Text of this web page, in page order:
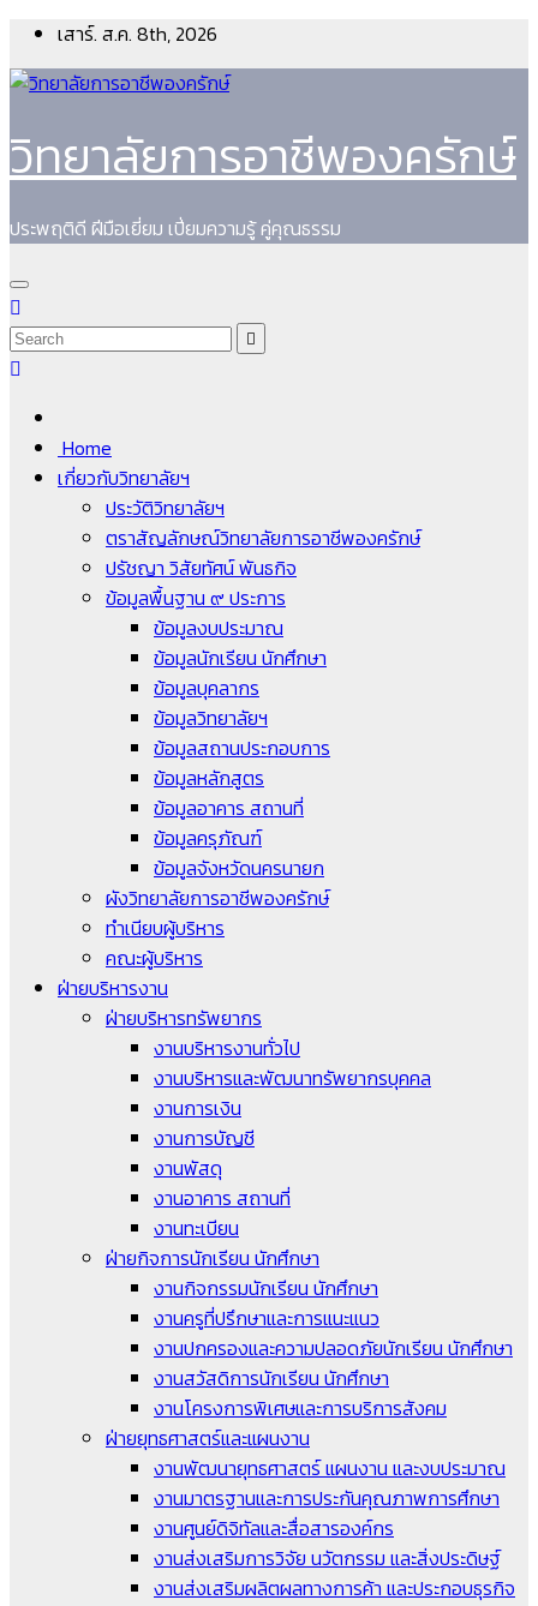
Skip
to
content
เสาร์. ส.ค. 8th, 2026
วิทยาลัยการอาชีพองครักษ์
ประพฤติดี ฝีมือเยี่ยม เปี่ยมความรู้ คู่คุณธรรม
Home
เกี่ยวกับวิทยาลัยฯ
ประวัติวิทยาลัยฯ
ตราสัญลักษณ์วิทยาลัยการอาชีพองครักษ์
ปรัชญา วิสัยทัศน์ พันธกิจ
ข้อมูลพื้นฐาน ๙ ประการ
ข้อมูลงบประมาณ
ข้อมูลนักเรียน นักศึกษา
ข้อมูลบุคลากร
ข้อมูลวิทยาลัยฯ
ข้อมูลสถานประกอบการ
ข้อมูลหลักสูตร
ข้อมูลอาคาร สถานที่
ข้อมูลครุภัณฑ์
ข้อมูลจังหวัดนครนายก
ผังวิทยาลัยการอาชีพองครักษ์
ทำเนียบผู้บริหาร
คณะผู้บริหาร
ฝ่ายบริหารงาน
ฝ่ายบริหารทรัพยากร
งานบริหารงานทั่วไป
งานบริหารและพัฒนาทรัพยากรบุคคล
งานการเงิน
งานการบัญชี
งานพัสดุ
งานอาคาร สถานที่
งานทะเบียน
ฝ่ายกิจการนักเรียน นักศึกษา
งานกิจกรรมนักเรียน นักศึกษา
งานครูที่ปรึกษาและการแนะแนว
งานปกครองและความปลอดภัยนักเรียน นักศึกษา
งานสวัสดิการนักเรียน นักศึกษา
งานโครงการพิเศษและการบริการสังคม
ฝ่ายยุทธศาสตร์และแผนงาน
งานพัฒนายุทธศาสตร์ แผนงาน และงบประมาณ
งานมาตรฐานและการประกันคุณภาพการศึกษา
งานศูนย์ดิจิทัลและสื่อสารองค์กร
งานส่งเสริมการวิจัย นวัตกรรม และสิ่งประดิษฐ์
งานส่งเสริมผลิตผลทางการค้า และประกอบธุรกิจ